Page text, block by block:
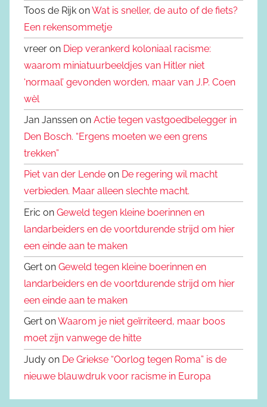
Toos de Rijk onWat is sneller, de auto of de fiets?
Een rekensommetje
vreer on Diep verankerd koloniaal racisme:
waarom miniatuurbeeldjes van Hitler niet
‘normaal’ gevonden worden, maar van J.P. Coen
wèl
Jan Janssen on Actie tegen vastgoedbelegger in
Den Bosch. “Ergens moeten we een grens
trekken”
Piet van der Lende on De regering wil macht
verbieden. Maar alleen slechte macht.
Eric on Geweld tegen kleine boerinnen en
landarbeiders en de voortdurende strijd om hier
een einde aan te maken
Gert on Geweld tegen kleine boerinnen en
landarbeiders en de voortdurende strijd om hier
een einde aan te maken
Gert onWaarom je niet geïrriteerd, maar boos
moet zijn vanwege de hitte
Judy on De Griekse “Oorlog tegen Roma” is de
nieuwe blauwdruk voor racisme in Europa